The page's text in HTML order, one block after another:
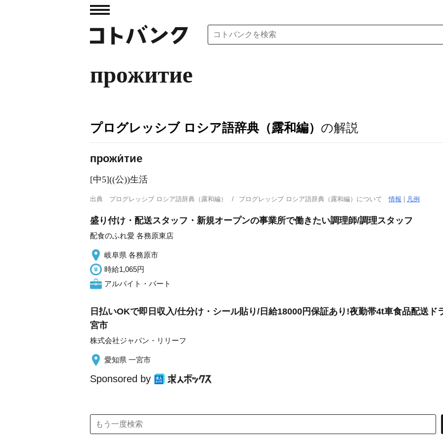
прожитие
プログレッシブ ロシア語辞典（露和編） の解説
прожи́тие
[中5]((公))生活
出典 プログレッシブ ロシア語辞典（露和編） プログレッシブ ロシア語辞典（露和編）について情報 凡例
盛り付け・配送スタッフ・新規オープンの事業所で働きたい調理師/調理スタッフ
配食のふれ愛 各務原東店
岐阜県 各務原市
時給1,065円
アルバイト・パート
日払いOKで即日収入/仕分け・シール貼り/日給18000円保証あり!夜勤帯4t車食品配送ド
宮市
株式会社ジャパン・リリーフ
愛知県 一宮市
Sponsored by